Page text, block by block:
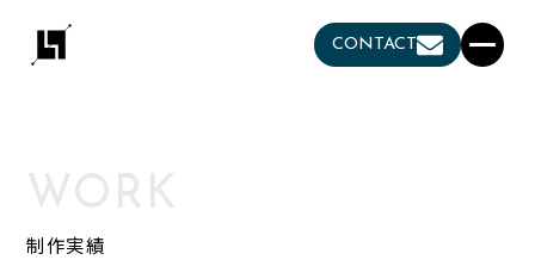
CONTACT
制作実績
WORK